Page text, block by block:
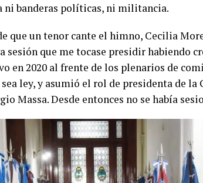
ni banderas políticas, ni militancia.
que un tenor cante el himno, Cecilia
sesión que me tocase presidir habiendo
en 2020 al frente de los plenarios de
ley, y asumió el rol de presidenta de la
Massa. Desde entonces no se había